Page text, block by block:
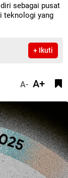
sebagai pusat
teknologi yang
+ Ikuti
A- A+